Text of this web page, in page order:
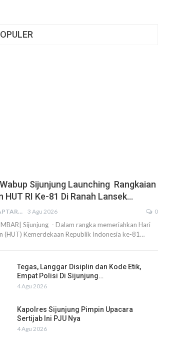
Sijunjung Launching Rangkaian
HUT RI Ke-81 Di Ranah Lansek…
PEMRED SAPTARIUS 3 Agu 2026 0
Sijunjung - Dalam rangka memeriahkan Hari
(HUT) Kemerdekaan Republik Indonesia ke-81…
Tegas, Langgar Disiplin dan Kode Etik,
Empat Polisi Di Sijunjung…
4 Agu 2026
Kapolres Sijunjung Pimpin Upacara
Sertijab Ini PJU Nya
4 Agu 2026